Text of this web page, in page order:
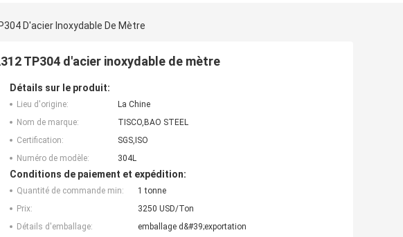
D'acier Inoxydable De Mètre
TP304 d'acier inoxydable de mètre
Détails sur le produit:
Lieu d'origine:
La Chine
Nom de marque:
TISCO,BAO STEEL
Certification:
SGS,ISO
Numéro de modèle:
304L
Conditions de paiement et expédition:
Quantité de commande min:
1 tonne
Prix:
3250 USD/Ton
Détails d'emballage:
emballage d&#39;exportation